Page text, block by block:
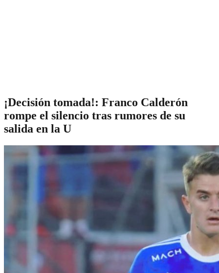
¡Decisión tomada!: Franco Calderón
rompe el silencio tras rumores de su
salida en la U